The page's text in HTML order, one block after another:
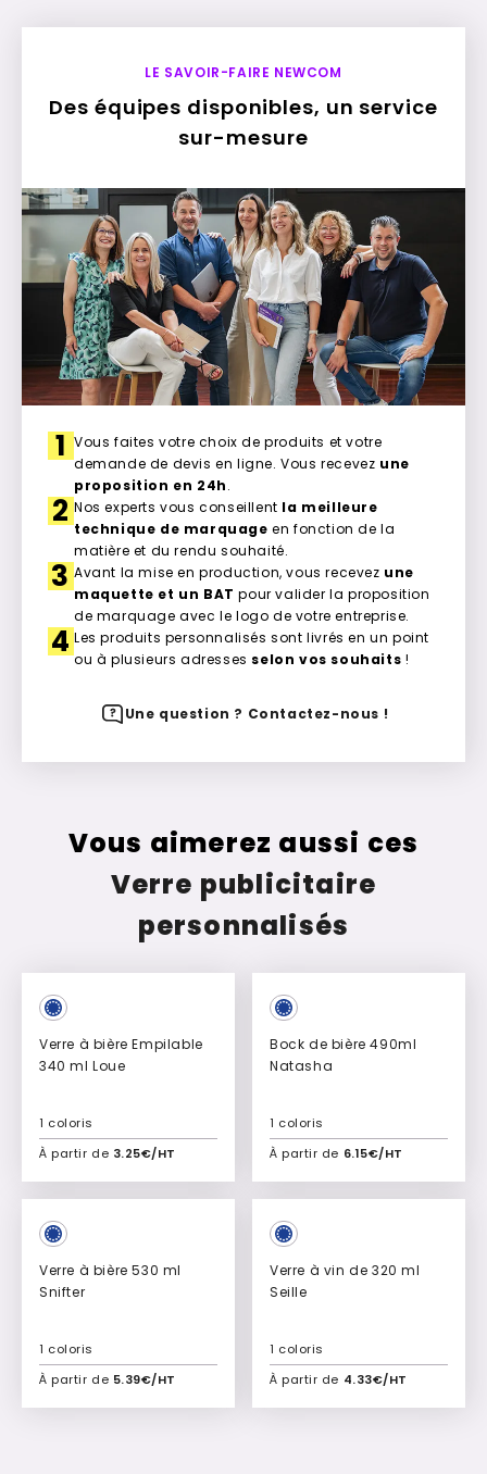
LE SAVOIR-FAIRE NEWCOM
Des équipes disponibles, un service
sur-mesure
1 Vous faites votre choix de produits et votre
demande de devis en ligne. Vous recevez une
proposition en 24h.
2 Nos experts vous conseillent la meilleure
technique de marquage en fonction de la
matière et du rendu souhaité.
3 Avant la mise en production, vous recevez une
maquette et un BAT pour valider la proposition
de marquage avec le logo de votre entreprise.
4 Les produits personnalisés sont livrés en un point
ou à plusieurs adresses selon vos souhaits !
Une question ? Contactez-nous !
Vous aimerez aussi ces
Verre publicitaire
personnalisés
Verre à bière Empilable
340 ml Loue
À partir de 3.25€/HT
1 coloris
Ajouter à mon devis
Bock de bière 490ml
Natasha
À partir de 6.15€/HT
1 coloris
Ajouter à mon devis
Verre à bière 530 ml
Snifter
À partir de 5.39€/HT
1 coloris
Ajouter à mon devis
Verre à vin de 320 ml
Seille
À partir de 4.33€/HT
1 coloris
Ajouter à mon devis